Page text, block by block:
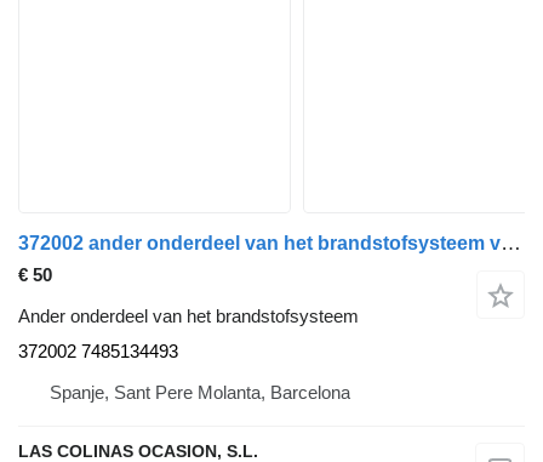
372002 ander onderdeel van het brandstofsysteem voor Renault PREMIUM 420 vrachtwagen
€ 50
Ander onderdeel van het brandstofsysteem
372002 7485134493
Spanje, Sant Pere Molanta, Barcelona
LAS COLINAS OCASION, S.L.